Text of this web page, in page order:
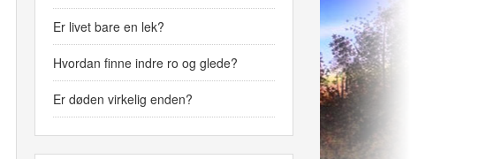
Er livet bare en lek?
Hvordan finne indre ro og glede?
Er døden virkelig enden?